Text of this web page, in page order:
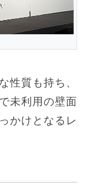
性質も持ち、
未利用の壁面
かけとなるレ